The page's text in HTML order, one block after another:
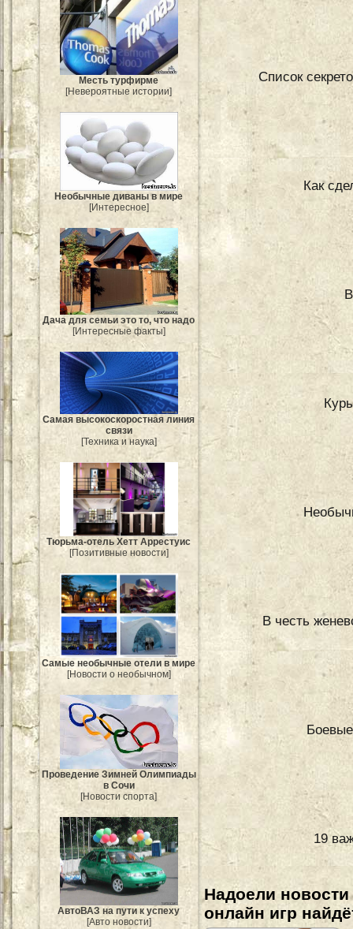
Месть турфирме
[Невероятные истории]
Необычные диваны в мире
[Интересное]
Дача для семьи это то, что надо
[Интересные факты]
Самая высокоскоростная линия
связи
[Техника и наука]
Тюрьма-отель Хетт Аррестуис
[Позитивные новости]
Самые необычные отели в мире
[Новости о необычном]
Проведение Зимней Олимпиады
в Сочи
[Новости спорта]
АвтоВАЗ на пути к успеху
[Авто новости]
Список
Как
В честь
19
Надоели
онлайн игр